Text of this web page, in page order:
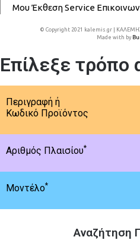
ΜουΈκθεσηService
© Copyright 2021 kalemis.gr |
Made with by
Επίλεξε τρόπο
Περιγραφή ή
Κωδικό Προϊόντος
Αριθμός Πλαισίου*
Μοντέλο*
Αναζήτηση